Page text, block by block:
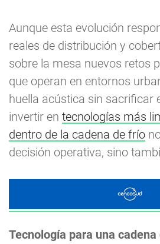
Aunque esta evolución
reales de distribución y
sobre la mesa nuevos retos
que operan en entornos
huella acústica sin sacrificar
invertir en tecnologías más
dentro de la cadena de frío
decisión operativa, sino
Tecnología para una